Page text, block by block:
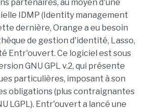
partenaires, au moyen d'une
IDMP (Identity management
dernière, Orange a eu besoin
de gestion d'identité, Lasso,
Entr'ouvert. Ce logiciel est sous
GNU GPL v.2, qui présente
particulières, imposant à son
obligations (plus contraignantes
LGPL). Entr'ouvert a lancé une